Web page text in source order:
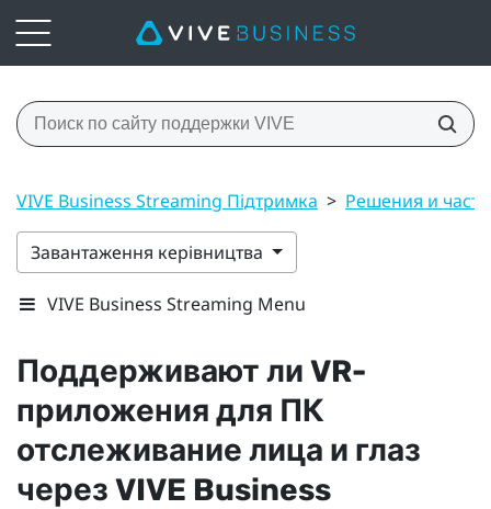
VIVE Business Streaming Підтримка > Решения и
Завантаження керівництва
VIVE Business Streaming Menu
Поддерживают ли VR-
приложения для ПК
отслеживание лица и глаз
через VIVE Business